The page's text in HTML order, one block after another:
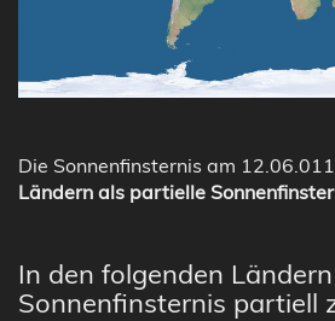
Die Sonnenfinsternis am
Ländern als partielle
In den folgenden
Sonnenfinsternis partiell